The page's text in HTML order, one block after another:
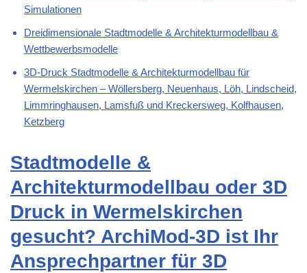
Simulationen
Dreidimensionale Stadtmodelle & Architekturmodellbau &
Wettbewerbsmodelle
3D-Druck Stadtmodelle & Architekturmodellbau für
Wermelskirchen – Wöllersberg, Neuenhaus, Löh, Lindscheid,
Limmringhausen, Lamsfuß und Kreckersweg, Kolfhausen,
Ketzberg
Stadtmodelle &
Architekturmodellbau oder 3D
Druck in Wermelskirchen
gesucht? ArchiMod-3D ist Ihr
Ansprechpartner für 3D